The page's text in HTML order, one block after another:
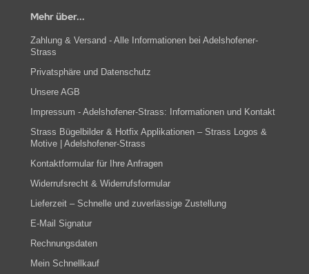
Mehr über...
Zahlung & Versand - Alle Informationen bei Adelshofener-
Strass
Privatsphäre und Datenschutz
Unsere AGB
Impressum - Adelshofener-Strass: Informationen und Kontakt
Strass Bügelbilder & Hotfix Applikationen – Strass Logos &
Motive | Adelshofener-Strass
Kontaktformular für Ihre Anfragen
Widerrufsrecht & Widerrufsformular
Lieferzeit – Schnelle und zuverlässige Zustellung
E-Mail Signatur
Rechnungsdaten
Mein Schnellkauf